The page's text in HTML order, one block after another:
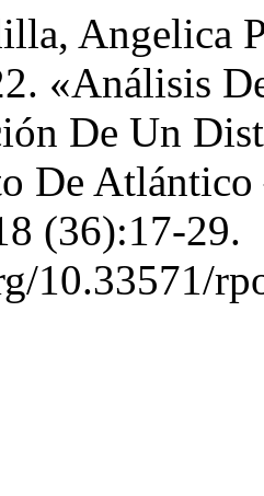
Angelica
«Análisis
De Un
De
(36):17-29.
10.33571/